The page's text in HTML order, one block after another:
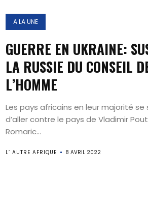
A LA UNE
GUERRE EN UKRAINE:
LA RUSSIE DU CONSEIL
L’HOMME
Les pays africains en leur majorité
d’aller contre le pays de Vladimir
Romaric...
L’ AUTRE AFRIQUE 8 AVRIL 2022